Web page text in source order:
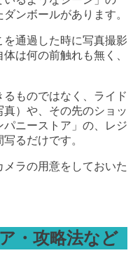
ンボールがあります。
通過した時に写真撮影
は何の前触れも無く、
ものではなく、ライド
）や、その先のショッ
ニーストア」の、レジ
るだけです。
ラの用意をしておいた
・攻略法など